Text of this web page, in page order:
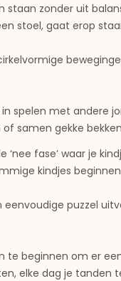
zonder uit
stoel, gaat erop
spelen met andere
samen gekke
fase’ waar je
kindjes
puzzel
te beginnen om er
elke dag je tanden